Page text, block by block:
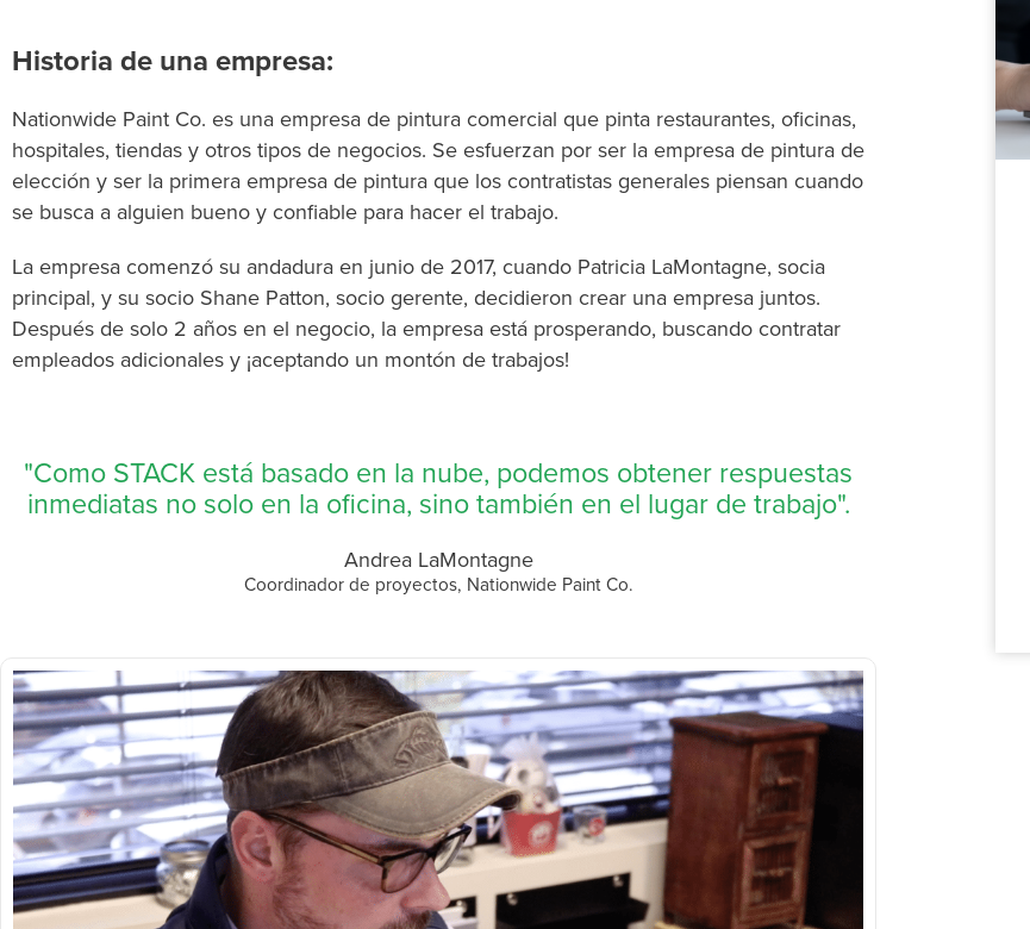
Historia de una empresa:
Nationwide Paint Co. es una empresa de pintura comercial que pinta restaurantes, oficinas,
hospitales, tiendas y otros tipos de negocios. Se esfuerzan por ser la empresa de pintura de
elección y ser la primera empresa de pintura que los contratistas generales piensan cuando
se busca a alguien bueno y confiable para hacer el trabajo.
La empresa comenzó su andadura en junio de 2017, cuando Patricia LaMontagne, socia
principal, y su socio Shane Patton, socio gerente, decidieron crear una empresa juntos.
Después de solo 2 años en el negocio, la empresa está prosperando, buscando contratar
empleados adicionales y ¡aceptando un montón de trabajos!
"Como STACK está basado en la nube, podemos obtener respuestas
inmediatas no solo en la oficina, sino también en el lugar de trabajo".
Andrea LaMontagne
Coordinador de proyectos, Nationwide Paint Co.